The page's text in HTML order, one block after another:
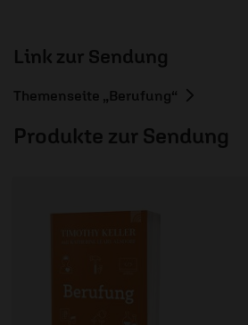
Link zur Sendung
Themenseite „Berufung“
Produkte zur Sendung